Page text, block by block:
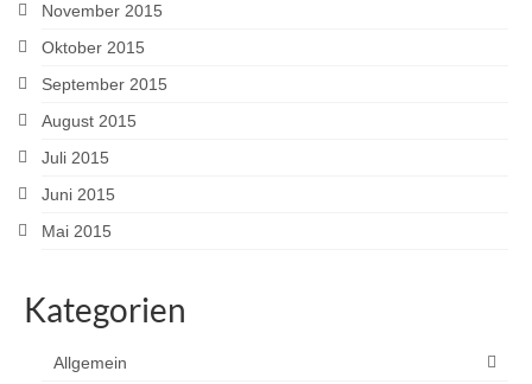
November 2015
Oktober 2015
September 2015
August 2015
Juli 2015
Juni 2015
Mai 2015
Kategorien
Allgemein